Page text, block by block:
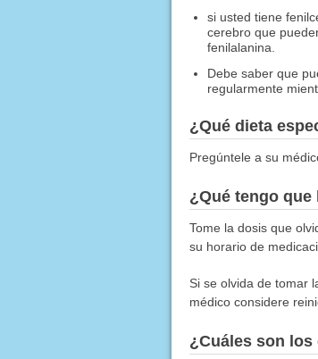
si usted tiene
cerebro que
fenilalanina.
Debe saber que
regularmente
¿Qué dieta
Pregúntele a su
¿Qué tengo
Tome la dosis que
su horario de
Si se olvida de tomar
médico considere
¿Cuáles son